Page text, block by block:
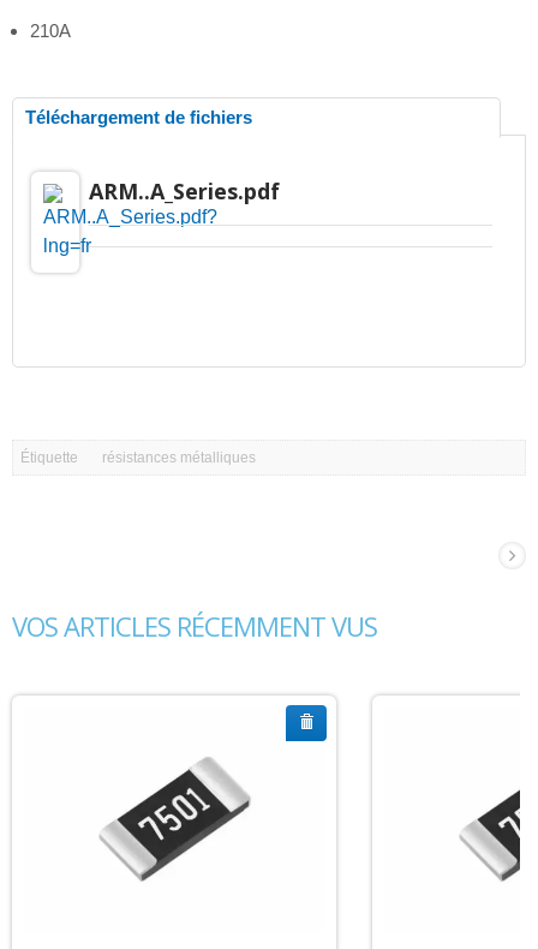
210A
Téléchargement de fichiers
ARM..A_Series.pdf
Étiquette résistances métalliques
VOS ARTICLES RÉCEMMENT VUS